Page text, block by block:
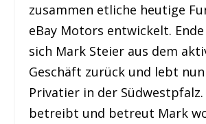
zusammen etliche heutige
eBay Motors entwickelt. Ende
sich Mark Steier aus dem
Geschäft zurück und lebt
Privatier in der Südwestpfalz.
betreibt und betreut Mark